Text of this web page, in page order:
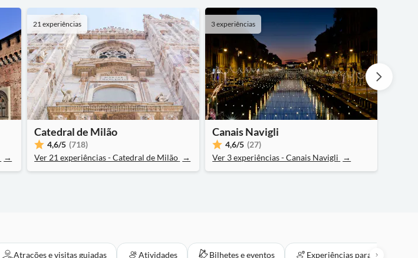
→
21 experiências
Catedral de Milão
4,6/5 (718)
Ver 21 experiências - Catedral de Milão →
3 experiências
Canais Navigli
4,6/5 (27)
Ver 3 experiências - Canais Navigli →
Atrações e visitas guiadas Atividades Bilhetes e eventos Experiências para os locais